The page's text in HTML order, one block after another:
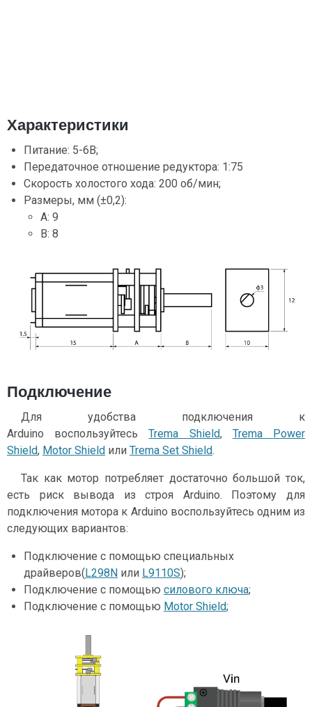
Характеристики
Питание: 5-6В;
Передаточное отношение редуктора: 1:75
Скорость холостого хода: 200 об/мин;
Размеры, мм (±0,2):
A: 9
B: 8
Подключение
Для удобства подключения к
Arduino воспользуйтесьTrema Shield, Trema Power
Shield, Motor Shield или Trema Set Shield.
Так как мотор потребляет достаточно большой ток,
есть риск вывода из строя Arduino. Поэтому для
подключения мотора к Arduino воспользуйтесь одним из
следующих вариантов:
Подключение с помощью специальных
драйверов(L298N или L9110S);
Подключение с помощью силового ключа;
Подключение с помощью Motor Shield;